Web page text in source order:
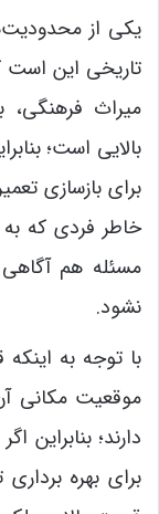
یکی از
تاریخی این است
میراث فرهنگی،
بالایی است؛
برای بازسازی
خاطر فردی که به
مسئله هم آگاهی
نشود.
با توجه به
موقعیت مکانی
دارند؛ بنابراین
برای بهره